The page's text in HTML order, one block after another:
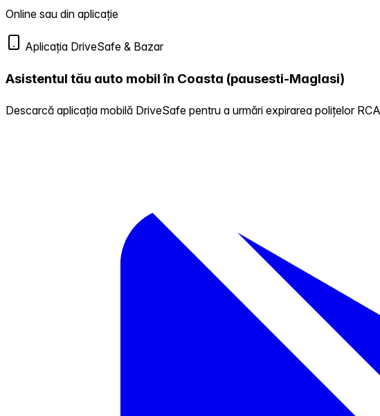
Online sau din aplicație
Aplicația DriveSafe & Bazar
Asistentul tău auto mobil în Coasta (pausesti-Maglasi)
Descarcă aplicația mobilă DriveSafe pentru a urmări expirarea polițelor